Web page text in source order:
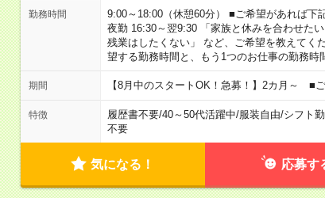
勤務時間
9:00～18:00（休憩60分） ■ご希望があれば下
夜勤 16:30～翌9:30 「家族と休みを合わせた
残業はしたくない」 など、ご希望を教えて
望する勤務時間と、もう1つのお仕事の勤務時
期間 【8月中のスタートOK！急募！】2カ月～ ■
特徴 履歴書不要/40～50代活躍中/服装自由/シフト
不要
気になる！ 応募す